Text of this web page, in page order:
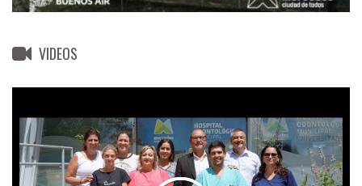
VIDEOS